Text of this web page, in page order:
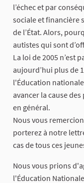
l’échec et par
sociale et financière
de l’État. Alors,
autistes qui sont
La loi de 2005 n’est
aujourd’hui plus de
l'Éducation
avancer la cause
en général.
Nous vous
porterez à notre
cas de tous ces
Nous vous prions
l'Éducation